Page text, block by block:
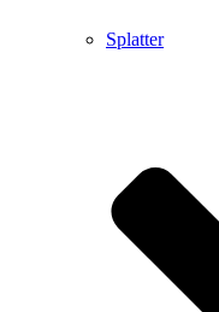
Splatter